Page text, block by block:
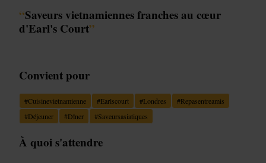
“Saveurs vietnamiennes franches au cœur
d'Earl's Court”
Convient pour
#Cuisinevietnamienne #Earlscourt #Londres #Repasentreamis
#Déjeuner #Dîner #Saveursasiatiques
À quoi s'attendre